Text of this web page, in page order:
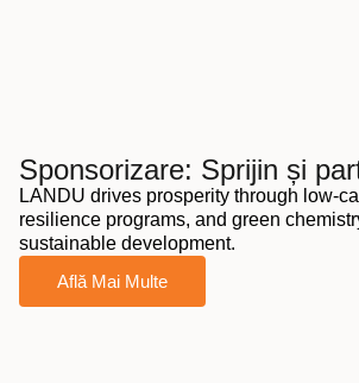
Sponsorizare: Sprijin și
LANDU drives prosperity through low-
resilience programs, and green
sustainable development.
Află Mai Multe